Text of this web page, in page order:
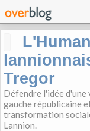
Tregor
Défendre l'idée d'une
gauche républicaine
transformation
Lannion.